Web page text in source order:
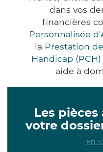
dans vos
financières
Personnalisée
la Prestation
Handicap (PCH)
aide à
Les
votre
En